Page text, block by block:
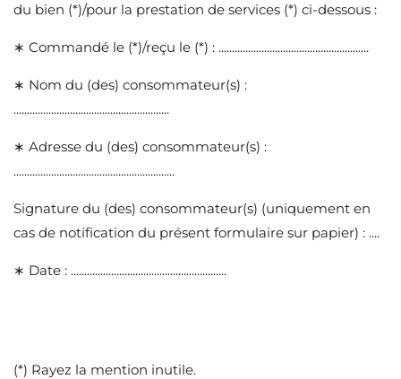
du bien (*)/pour la prestation de services (*) ci-dessous :
∗ Commandé le (*)/reçu le (*) : ........................................................
∗ Nom du (des) consommateur(s) :
..........................................................
∗ Adresse du (des) consommateur(s) :
............................................................
Signature du (des) consommateur(s) (uniquement en
cas de notification du présent formulaire sur papier) : ....
∗ Date : ..........................................................
(*) Rayez la mention inutile.
((MODALTITLE))
WISHLIST NAME
Cancel Create wishlist
SIGN IN